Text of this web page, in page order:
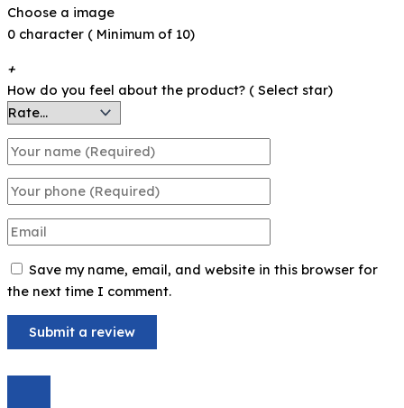
Choose a image
0 character ( Minimum of 10)
+
How do you feel about the product? ( Select star)
Save my name, email, and website in this browser for
the next time I comment.